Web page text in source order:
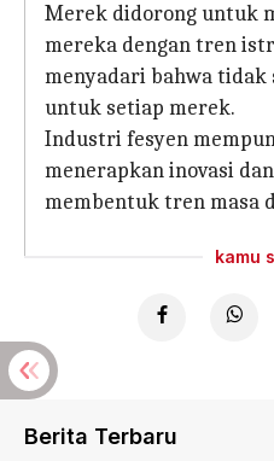
Merek didorong untuk
mereka dengan tren
menyadari bahwa tidak
untuk setiap merek.
Industri fesyen
menerapkan inovasi
membentuk tren masa
kamu
Berita Terbaru